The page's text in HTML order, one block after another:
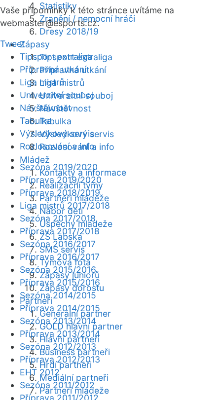
Statistiky
Zranění / nemocní hráči
Dresy 2018/19
Zápasy
Tipsport extraliga
Přípravná utkání
Liga mistrů
Univerzitní souboj
Návštěvnost
Tabulka
Výsledkový servis
Rozlosování a info
Mládež
Kontakty a informace
Realizační týmy
Partneři mládeže
Nábor dětí
Úspěchy mládeže
ZŠ Labská
SMS servis
Týmová fota
Zápasy juniorů
Zápasy dorostu
Partneři
Generální partner
GOLD hlavní partner
Hlavní partneři
Business partneři
Hrdí partneři
Mediální partneři
Partneři mládeže
Vaše připomínky k této stránce uvítáme na
webmaster@esports.cz.
Tweet
Tipsport extraliga
Přípravná utkání
Liga mistrů
Univerzitní souboj
Návštěvnost
Tabulka
Výsledkový servis
Rozlosování a info
Sezóna 2019/2020
Příprava 2019/2020
Příprava 2018/2019
Liga mistrů 2017/2018
Sezóna 2017/2018
Příprava 2017/2018
Sezóna 2016/2017
Příprava 2016/2017
Sezóna 2015/2016
Příprava 2015/2016
Sezóna 2014/2015
Příprava 2014/2015
Sezóna 2013/2014
Příprava 2013/2014
Sezóna 2012/2013
Příprava 2012/2013
EHT 2012
Sezóna 2011/2012
Příprava 2011/2012